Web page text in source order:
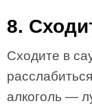
8.
Сходите в
алкоголь —